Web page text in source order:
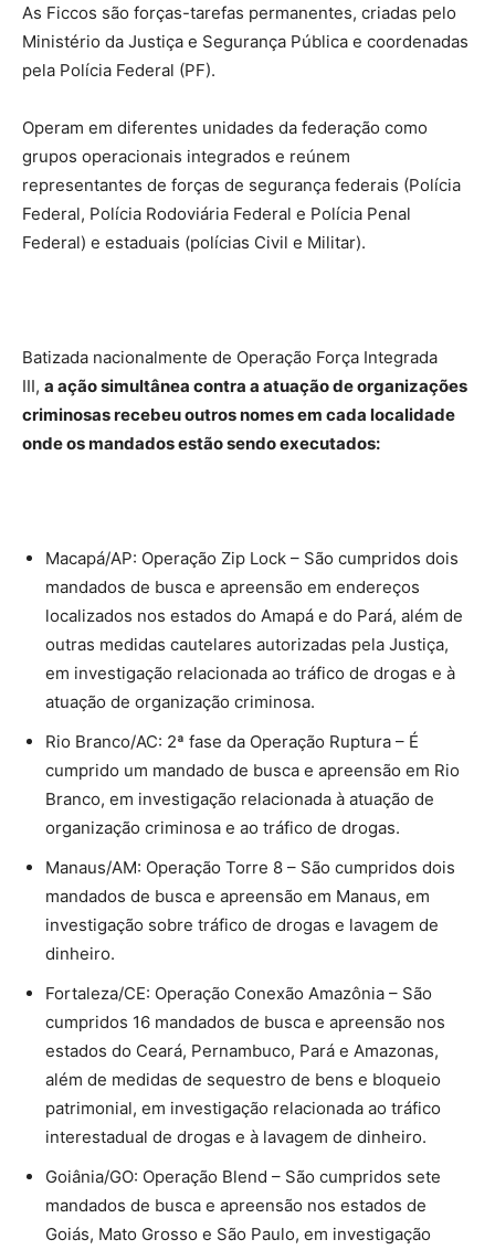
As Ficcos são forças-tarefas permanentes, criadas pelo
Ministério da Justiça e Segurança Pública e coordenadas
pela Polícia Federal (PF).
Operam em diferentes unidades da federação como
grupos operacionais integrados e reúnem
representantes de forças de segurança federais (Polícia
Federal, Polícia Rodoviária Federal e Polícia Penal
Federal) e estaduais (polícias Civil e Militar).
Batizada nacionalmente de Operação Força Integrada
III, a ação simultânea contra a atuação de organizações
criminosas recebeu outros nomes em cada localidade
onde os mandados estão sendo executados:
Macapá/AP: Operação Zip Lock – São cumpridos dois
mandados de busca e apreensão em endereços
localizados nos estados do Amapá e do Pará, além de
outras medidas cautelares autorizadas pela Justiça,
em investigação relacionada ao tráfico de drogas e à
atuação de organização criminosa.
Rio Branco/AC: 2ª fase da Operação Ruptura – É
cumprido um mandado de busca e apreensão em Rio
Branco, em investigação relacionada à atuação de
organização criminosa e ao tráfico de drogas.
Manaus/AM: Operação Torre 8 – São cumpridos dois
mandados de busca e apreensão em Manaus, em
investigação sobre tráfico de drogas e lavagem de
dinheiro.
Fortaleza/CE: Operação Conexão Amazônia – São
cumpridos 16 mandados de busca e apreensão nos
estados do Ceará, Pernambuco, Pará e Amazonas,
além de medidas de sequestro de bens e bloqueio
patrimonial, em investigação relacionada ao tráfico
interestadual de drogas e à lavagem de dinheiro.
Goiânia/GO: Operação Blend – São cumpridos sete
mandados de busca e apreensão nos estados de
Goiás, Mato Grosso e São Paulo, em investigação